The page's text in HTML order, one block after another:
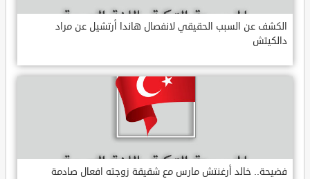
الكشف عن السبب الحقيقي لانفصال هاندا أرتشيل عن مراد
دالكيتش
فضيحة.. خالد أرغنتش مارس مع شقيقة زوجته افعال صادمة